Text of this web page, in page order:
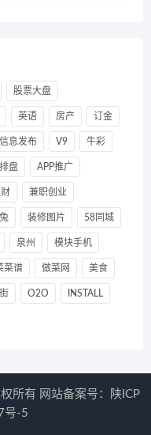
股票大盘
英语 房产 订金
信息发布 V9 牛彩
盘 APP推广
兼职创业
装修图片 58同城
泉州 模块手机
菜谱 做菜网 美食
O2O INSTALL
所有 网站备案号：
陕ICP
号-5